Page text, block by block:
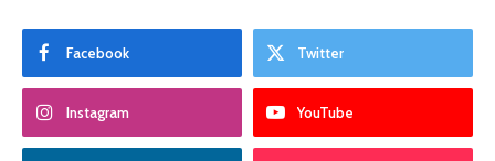
Facebook Twitter
Instagram YouTube